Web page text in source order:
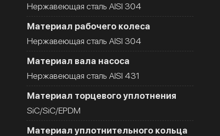
Нержавеющая сталь AISI 304
Материал рабочего колеса
Нержавеющая сталь AISI 304
Материал вала насоса
Нержавеющая сталь AISI 431
Материал торцевого уплотнения
SiC/SiC/EPDM
Материал уплотнительного кольца